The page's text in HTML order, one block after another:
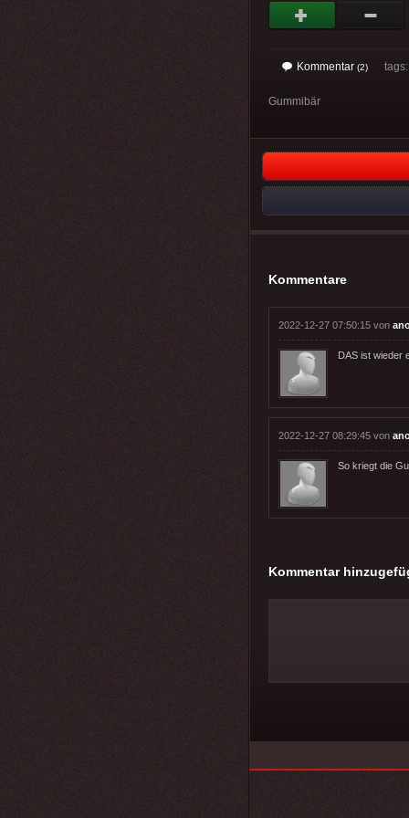
Kommentar (2)
Gummibär
Kommentare
2022-12-27 07:50:15 von
DAS ist wieder
2022-12-27 08:29:45 von
So kriegt die
Kommentar